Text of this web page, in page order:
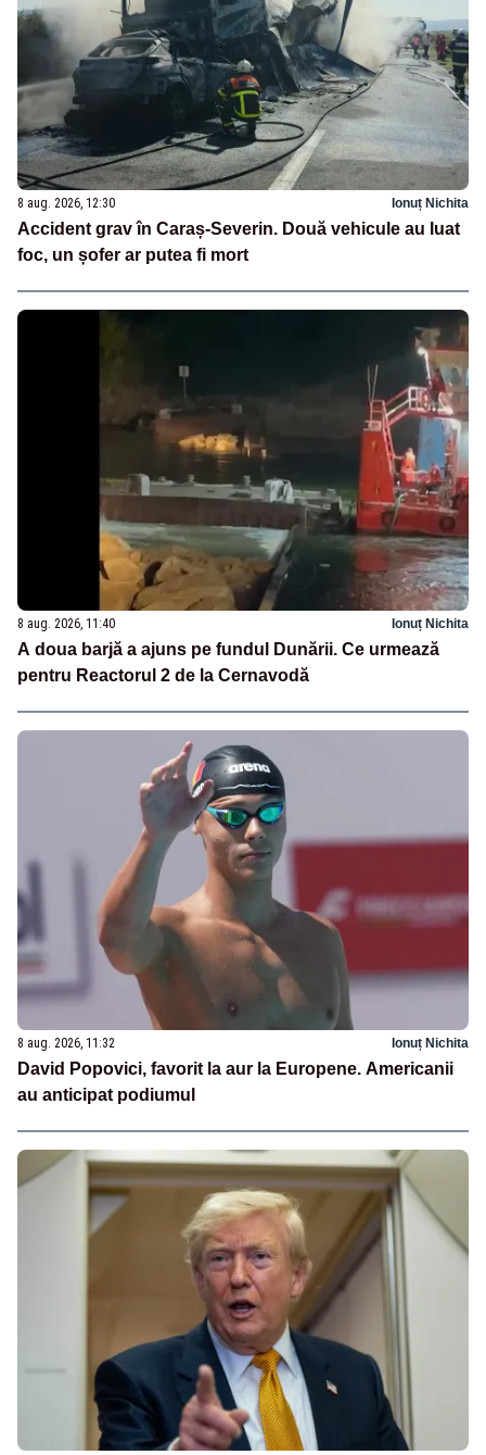
8 aug. 2026, 12:30 Ionuț Nichita
Accident grav în Caraș-Severin. Două vehicule au luat
foc, un șofer ar putea fi mort
8 aug. 2026, 11:40 Ionuț Nichita
A doua barjă a ajuns pe fundul Dunării. Ce urmează
pentru Reactorul 2 de la Cernavodă
8 aug. 2026, 11:32 Ionuț Nichita
David Popovici, favorit la aur la Europene. Americanii
au anticipat podiumul